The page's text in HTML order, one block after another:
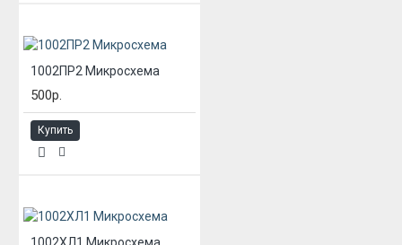
1002ПР2 Микросхема
500р.
Купить
1002ХЛ1 Микросхема